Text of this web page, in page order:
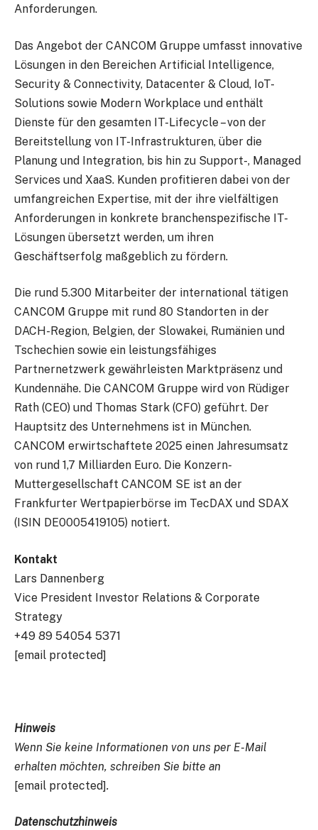
Anforderungen.
Das Angebot der CANCOM Gruppe umfasst innovative
Lösungen in den Bereichen Artificial Intelligence,
Security & Connectivity, Datacenter & Cloud, IoT-
Solutions sowie Modern Workplace und enthält
Dienste für den gesamten IT-Lifecycle – von der
Bereitstellung von IT-Infrastrukturen, über die
Planung und Integration, bis hin zu Support-, Managed
Services und XaaS. Kunden profitieren dabei von der
umfangreichen Expertise, mit der ihre vielfältigen
Anforderungen in konkrete branchenspezifische IT-
Lösungen übersetzt werden, um ihren
Geschäftserfolg maßgeblich zu fördern.
Die rund 5.300 Mitarbeiter der international tätigen
CANCOM Gruppe mit rund 80 Standorten in der
DACH-Region, Belgien, der Slowakei, Rumänien und
Tschechien sowie ein leistungsfähiges
Partnernetzwerk gewährleisten Marktpräsenz und
Kundennähe. Die CANCOM Gruppe wird von Rüdiger
Rath (CEO) und Thomas Stark (CFO) geführt. Der
Hauptsitz des Unternehmens ist in München.
CANCOM erwirtschaftete 2025 einen Jahresumsatz
von rund 1,7 Milliarden Euro. Die Konzern-
Muttergesellschaft CANCOM SE ist an der
Frankfurter Wertpapierbörse im TecDAX und SDAX
(ISIN DE0005419105) notiert.
Kontakt
Lars Dannenberg
Vice President Investor Relations & Corporate
Strategy
+49 89 54054 5371
[email protected]
Hinweis
Wenn Sie keine Informationen von uns per E-Mail
erhalten möchten, schreiben Sie bitte an
[email protected].
Datenschutzhinweis